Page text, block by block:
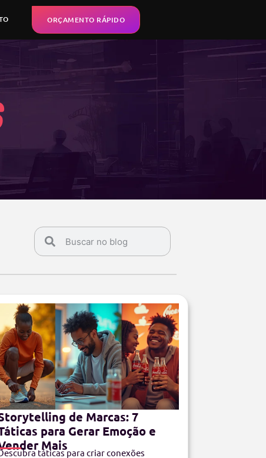
ORÇAMENTO RÁPIDO
de Marcas: 7
para Gerar Emoção e
Mais
táticas para criar conexões